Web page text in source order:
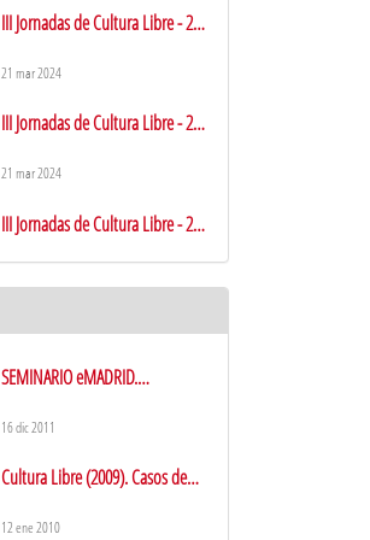
III Jornadas de Cultura Libre - 21
21 mar 2024
III Jornadas de Cultura Libre - 21
21 mar 2024
III Jornadas de Cultura Libre - 21
SEMINARIO eMADRID.
ponentes
16 dic 2011
Cultura Libre (2009). Casos de
12 ene 2010